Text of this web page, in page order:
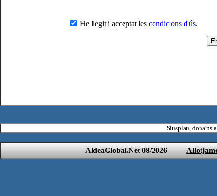
He llegit i acceptat les condicions d'ús.
Siusplau, dona'ns
AldeaGlobal.Net 08/2026